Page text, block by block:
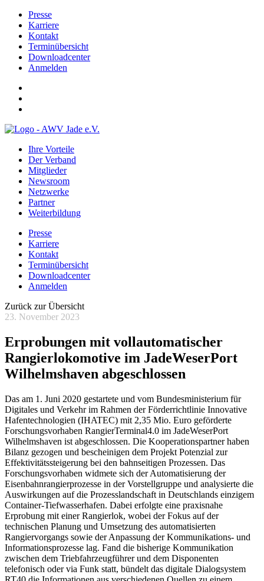
Presse
Karriere
Kontakt
Terminübersicht
Downloadcenter
Anmelden
Ihre Vorteile
Der Verband
Mitglieder
Newsroom
Netzwerke
Partner
Weiterbildung
Presse
Karriere
Kontakt
Terminübersicht
Downloadcenter
Anmelden
Zurück zur Übersicht
23. November 2023
Erprobungen mit vollautomatischer
Rangierlokomotive im JadeWeserPort
Wilhelmshaven abgeschlossen
Das am 1. Juni 2020 gestartete und vom Bundesministerium für
Digitales und Verkehr im Rahmen der Förderrichtlinie Innovative
Hafentechnologien (IHATEC) mit 2,35 Mio. Euro geförderte
Forschungsvorhaben RangierTerminal4.0 im JadeWeserPort
Wilhelmshaven ist abgeschlossen. Die Kooperationspartner haben
Bilanz gezogen und bescheinigen dem Projekt Potenzial zur
Effektivitätssteigerung bei den bahnseitigen Prozessen. Das
Forschungsvorhaben widmete sich der Automatisierung der
Eisenbahnrangierprozesse in der Vorstellgruppe und analysierte die
Auswirkungen auf die Prozesslandschaft in Deutschlands einzigem
Container-Tiefwasserhafen. Dabei erfolgte eine praxisnahe
Erprobung mit einer Rangierlok, wobei der Fokus auf der
technischen Planung und Umsetzung des automatisierten
Rangiervorgangs sowie der Anpassung der Kommunikations- und
Informationsprozesse lag. Fand die bisherige Kommunikation
zwischen dem Triebfahrzeugführer und dem Disponenten
telefonisch oder via Funk statt, bündelt das digitale Dialogsystem